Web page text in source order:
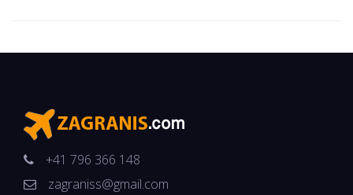
+41 796 366 148
zagraniss@gmail.com